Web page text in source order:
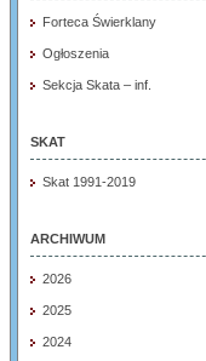
Forteca Świerklany
Ogłoszenia
Sekcja Skata – inf.
SKAT
Skat 1991-2019
ARCHIWUM
2026
2025
2024